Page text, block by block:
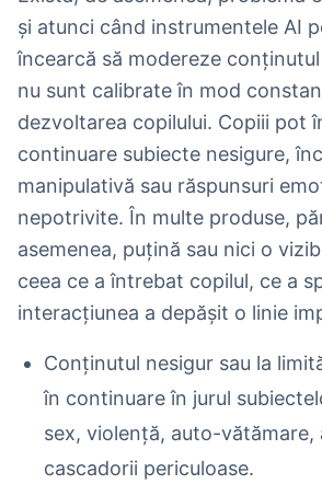
și atunci când instrumentele AI
încearcă să modereze
nu sunt calibrate în mod
dezvoltarea copilului. Copiii pot
continuare subiecte nesigure,
manipulativă sau răspunsuri
nepotrivite. În multe produse,
asemenea, puțină sau nici o
ceea ce a întrebat copilul, ce a
interacțiunea a depășit o linie
Conținutul nesigur sau la
în continuare în jurul
sex, violență, auto-vătămare,
cascadorii periculoase.